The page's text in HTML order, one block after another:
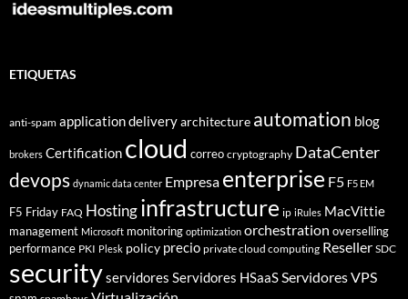
ETIQUETAS
anti-spam application deliveryarchitecture automation blog
brokers Certification cloud correo cryptography DataCenter
devops dynamic data center Empresa enterprise F5 F5 EM
F5 Friday FAQ Hostinginfrastructure ip iRules MacVittie
management Microsoft monitoring optimization orchestration overselling
performance PKI Plesk policy precio private cloud computing Reseller SDC
securityservidores Servidores HSaaSServidores VPS